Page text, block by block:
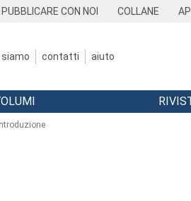
PUBBLICARE CON NOI COLLANE
contatti aiuto
Introduzione